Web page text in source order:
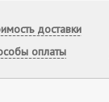
доставки
оплаты